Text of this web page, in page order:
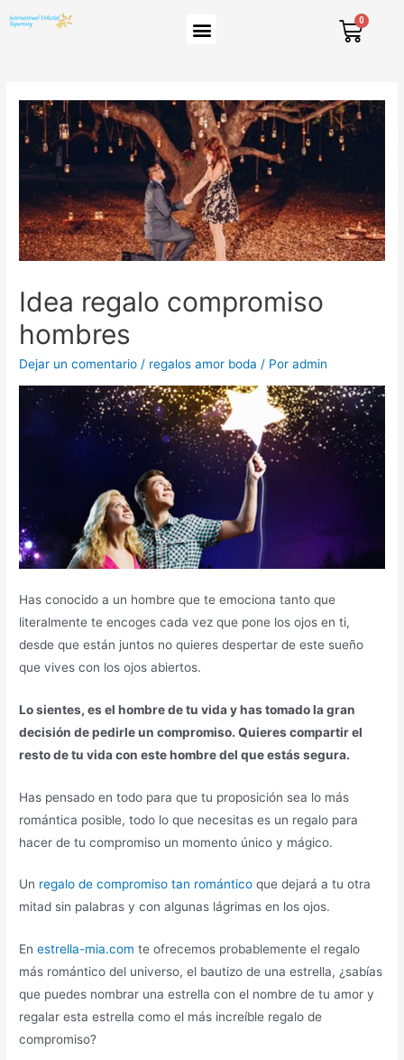
Idea regalo compromiso
hombres
Dejar un comentario / regalos amor boda / Poradmin
Has conocido a un hombre que te emociona tanto que
literalmente te encoges cada vez que pone los ojos en ti,
desde que están juntos no quieres despertar de este sueño
que vives con los ojos abiertos.
Lo sientes, es el hombre de tu vida y has tomado la gran
decisión de pedirle un compromiso. Quieres compartir el
resto de tu vida con este hombre del que estás segura.
Has pensado en todo para que tu proposición sea lo más
romántica posible, todo lo que necesitas es un regalo para
hacer de tu compromiso un momento único y mágico.
Un regalo de compromiso tan romántico que dejará a tu otra
mitad sin palabras y con algunas lágrimas en los ojos.
Enestrella-mia.com te ofrecemos probablemente el regalo
más romántico del universo, el bautizo de una estrella, ¿sabías
que puedes nombrar una estrella con el nombre de tu amor y
regalar esta estrella como el más increíble regalo de
compromiso?